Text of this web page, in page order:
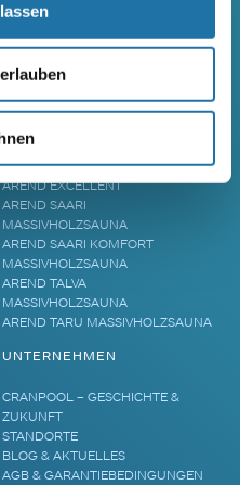
SAUNA
SAUNA
AREND MAATA KOMFORT
AREND PERFEKT
AREND EXCELLENT
AREND SAARI
MASSIVHOLZSAUNA
AREND SAARI KOMFORT
MASSIVHOLZSAUNA
AREND TALVA
MASSIVHOLZSAUNA
AREND TARU MASSIVHOLZSAUNA
UNTERNEHMEN
CRANPOOL – GESCHICHTE &
ZUKUNFT
STANDORTE
BLOG & AKTUELLES
AGB & GARANTIEBEDINGUNGEN